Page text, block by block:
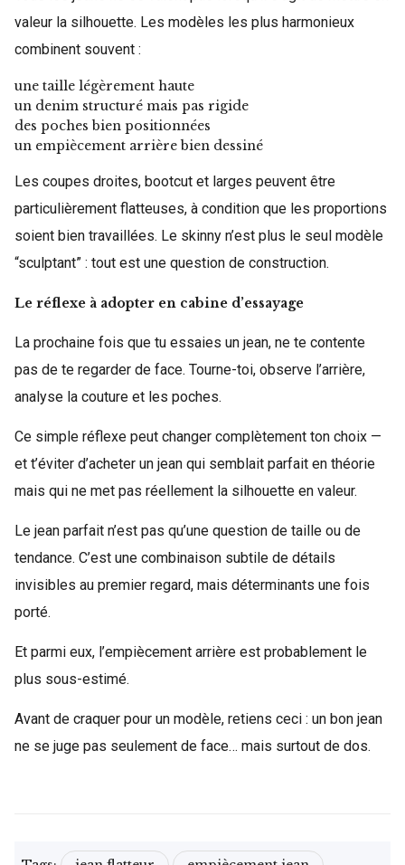
valeur la silhouette. Les modèles les plus harmonieux
combinent souvent :
une taille légèrement haute
un denim structuré mais pas rigide
des poches bien positionnées
un empiècement arrière bien dessiné
Les coupes droites, bootcut et larges peuvent être
particulièrement flatteuses, à condition que les proportions
soient bien travaillées. Le skinny n’est plus le seul modèle
“sculptant” : tout est une question de construction.
Le réflexe à adopter en cabine d’essayage
La prochaine fois que tu essaies un jean, ne te contente
pas de te regarder de face. Tourne-toi, observe l’arrière,
analyse la couture et les poches.
Ce simple réflexe peut changer complètement ton choix —
et t’éviter d’acheter un jean qui semblait parfait en théorie
mais qui ne met pas réellement la silhouette en valeur.
Le jean parfait n’est pas qu’une question de taille ou de
tendance. C’est une combinaison subtile de détails
invisibles au premier regard, mais déterminants une fois
porté.
Et parmi eux, l’empiècement arrière est probablement le
plus sous-estimé.
Avant de craquer pour un modèle, retiens ceci : un bon jean
ne se juge pas seulement de face… mais surtout de dos.